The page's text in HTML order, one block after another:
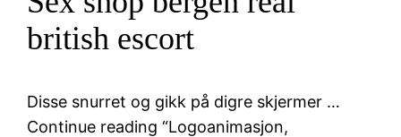
british escort
Disse snurret og gikk på digre skjermer …
Continue reading “Logoanimasjon,